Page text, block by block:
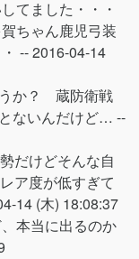
てました・・・
ちゃん鹿児弓装
--2016-04-14
か？ 蔵防衛戦
ないんだけど… --
だけどそんな自
ア度が低すぎて
14 (木) 18:08:37
本当に出るのか